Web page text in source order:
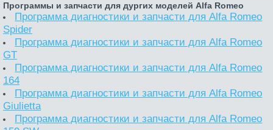
Программы и запчасти для дургих моделей Alfa Romeo
Программа диагностики и запчасти для Alfa Romeo
Spider
Программа диагностики и запчасти для Alfa Romeo
GT
Программа диагностики и запчасти для Alfa Romeo
164
Программа диагностики и запчасти для Alfa Romeo
Giulietta
Программа диагностики и запчасти для Alfa Romeo